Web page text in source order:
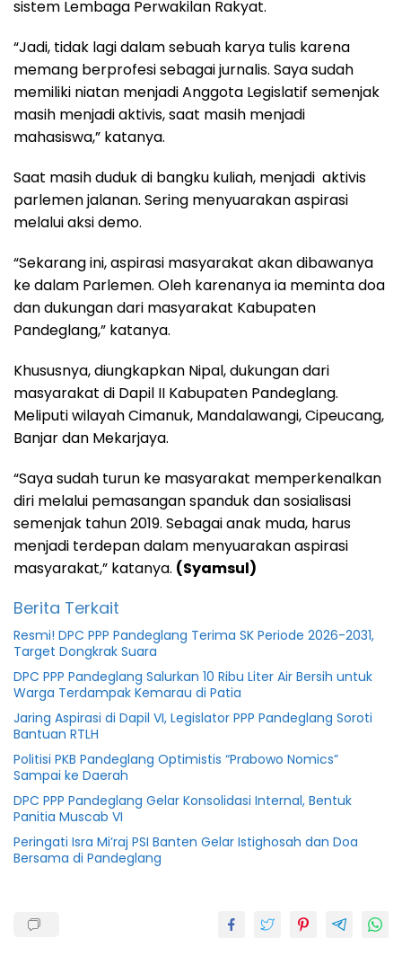
sistem Lembaga Perwakilan Rakyat.
“Jadi, tidak lagi dalam sebuah karya tulis karena
memang berprofesi sebagai jurnalis. Saya sudah
memiliki niatan menjadi Anggota Legislatif semenjak
masih menjadi aktivis, saat masih menjadi
mahasiswa,” katanya.
Saat masih duduk di bangku kuliah, menjadi aktivis
parlemen jalanan. Sering menyuarakan aspirasi
melalui aksi demo.
“Sekarang ini, aspirasi masyarakat akan dibawanya
ke dalam Parlemen. Oleh karenanya ia meminta doa
dan dukungan dari masyarakat Kabupaten
Pandeglang,” katanya.
Khususnya, diungkapkan Nipal, dukungan dari
masyarakat di Dapil II Kabupaten Pandeglang.
Meliputi wilayah Cimanuk, Mandalawangi, Cipeucang,
Banjar dan Mekarjaya.
“Saya sudah turun ke masyarakat memperkenalkan
diri melalui pemasangan spanduk dan sosialisasi
semenjak tahun 2019. Sebagai anak muda, harus
menjadi terdepan dalam menyuarakan aspirasi
masyarakat,” katanya. (Syamsul)
Berita Terkait
Resmi! DPC PPP Pandeglang Terima SK Periode 2026-2031,
Target Dongkrak Suara
DPC PPP Pandeglang Salurkan 10 Ribu Liter Air Bersih untuk
Warga Terdampak Kemarau di Patia
Jaring Aspirasi di Dapil VI, Legislator PPP Pandeglang Soroti
Bantuan RTLH
Politisi PKB Pandeglang Optimistis “Prabowo Nomics”
Sampai ke Daerah
DPC PPP Pandeglang Gelar Konsolidasi Internal, Bentuk
Panitia Muscab VI
Peringati Isra Mi’raj PSI Banten Gelar Istighosah dan Doa
Bersama di Pandeglang
politik